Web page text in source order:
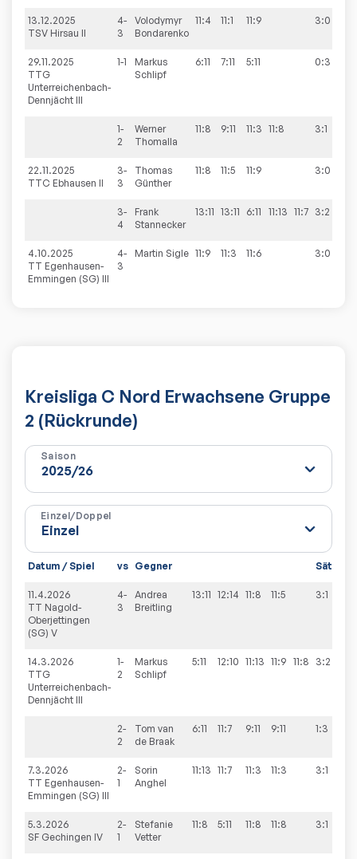
13.12.2025
TSV Hirsau II
4-
3
Volodymyr
Bondarenko
11:4 11:1 11:9 3:0
29.11.2025
TTG
Unterreichenbach-
Dennjächt III
1-1
Markus
Schlipf
6:11 7:11 5:11 0:3
1-
2
Werner
Thomalla
11:8 9:11 11:3 11:8 3:1
22.11.2025
TTC Ebhausen II
3-
3
Thomas
Günther
11:8 11:5 11:9 3:0
3-
4
Frank
Stannecker
13:11 13:11 6:11 11:13 11:7 3:2
4.10.2025
TT Egenhausen-
Emmingen (SG) III
4-
3
Martin Sigle 11:9 11:3 11:6 3:0
Kreisliga C Nord Erwachsene Gruppe
2 (Rückrunde)
Saison
Einzel/Doppel
Datum / Spiel vs Gegner Sätze
11.4.2026
TT Nagold-
Oberjettingen
(SG) V
4-
3
Andrea
Breitling
13:11 12:14 11:8 11:5 3:1
14.3.2026
TTG
Unterreichenbach-
Dennjächt III
1-
2
Markus
Schlipf
5:11 12:10 11:13 11:9 11:8 3:2
2-
2
Tom van
de Braak
6:11 11:7 9:11 9:11 1:3
7.3.2026
TT Egenhausen-
Emmingen (SG) III
2-
1
Sorin
Anghel
11:13 11:7 11:3 11:3 3:1
5.3.2026
SF Gechingen IV
2-
1
Stefanie
Vetter
11:8 5:11 11:8 11:8 3:1